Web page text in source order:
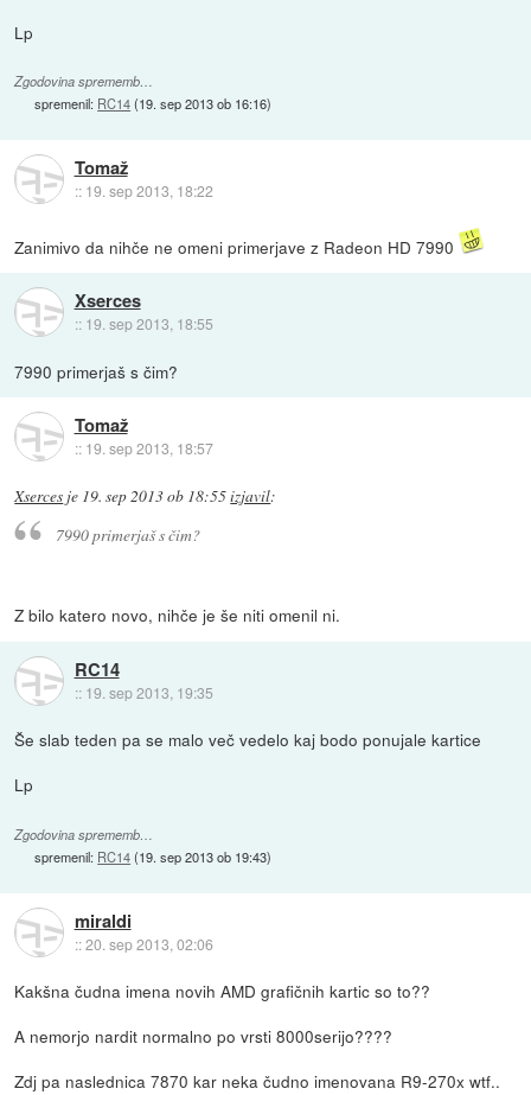
Lp
Zgodovina sprememb…
spremenil: RC14(19. sep 2013 ob 16:16)
Tomaž
:: 19. sep 2013, 18:22
Zanimivo da nihče ne omeni primerjave z Radeon HD 7990
Xserces
:: 19. sep 2013, 18:55
7990 primerjaš s čim?
Tomaž
:: 19. sep 2013, 18:57
Xserces je 19. sep 2013 ob 18:55izjavil:
7990 primerjaš s čim?
Z bilo katero novo, nihče je še niti omenil ni.
RC14
:: 19. sep 2013, 19:35
Še slab teden pa se malo več vedelo kaj bodo ponujale kartice
Lp
Zgodovina sprememb…
spremenil: RC14(19. sep 2013 ob 19:43)
miraldi
::20. sep 2013, 02:06
Kakšna čudna imena novih AMD grafičnih kartic so to??
A nemorjo nardit normalno po vrsti 8000serijo????
Zdj pa naslednica 7870 kar neka čudno imenovana R9-270x wtf..